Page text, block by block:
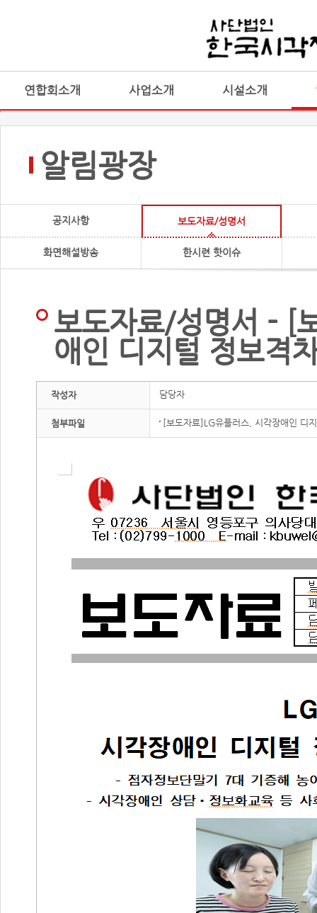
연합회소개 사업소개 시설소개
알림광장
공지사항 보도자료/성명서
화면해설방송 한시련 핫이슈
보도자료/성명서 - [
애인 디지털 정보격
작성자 담당자
첨부파일 [보도자료]LG유플러스, 시각장애인 디